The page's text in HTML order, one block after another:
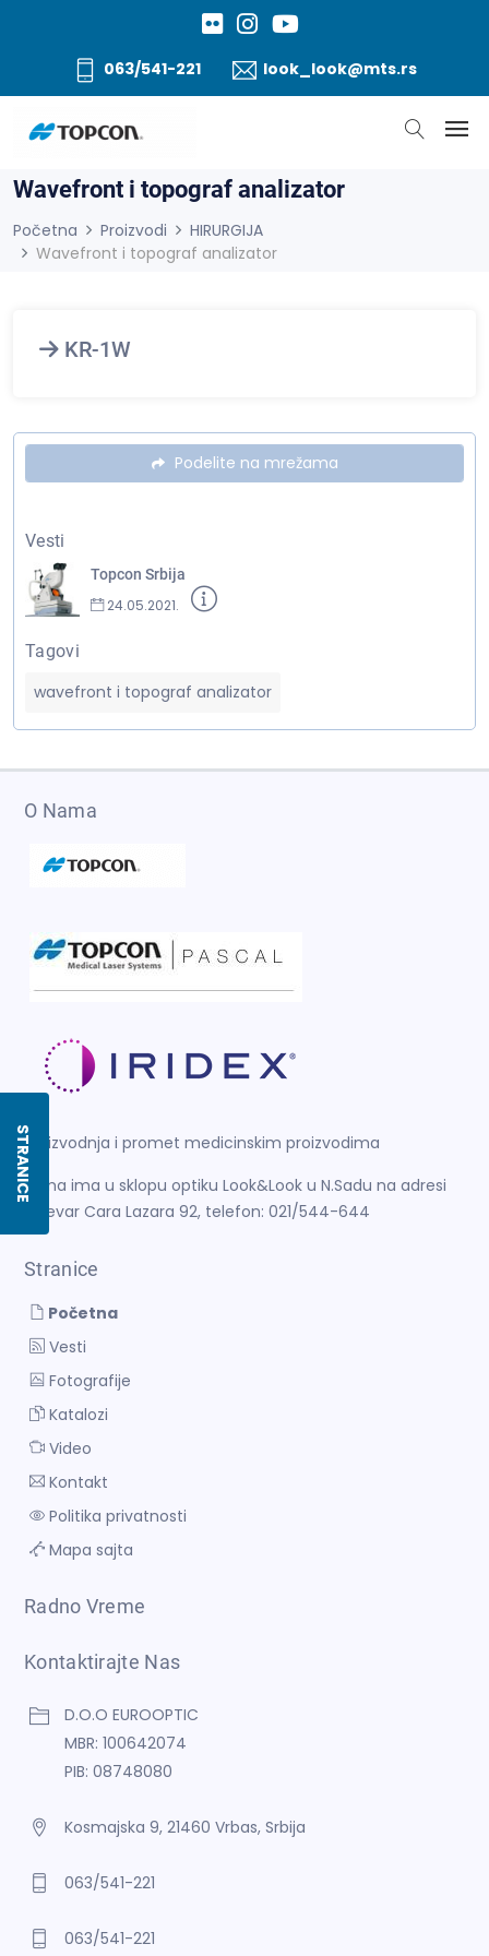
063/541-221 look_look@mts.rs
Wavefront i topograf analizator
Početna Proizvodi
HIRURGIJA
Wavefront i topograf analizator
KR-1W
Podelite na mrežama
STRANICE
Vesti
Topcon Srbija
24.05.2021.
Tagovi
wavefront i topograf analizator
O Nama
Proizvodnja i promet medicinskim proizvodima
Firma ima u sklopu optiku Look&Look u N.Sadu na adresi
Bulevar Cara Lazara 92, telefon: 021/544-644
Stranice
Početna
Vesti
Fotografije
Katalozi
Video
Kontakt
Politika privatnosti
Mapa sajta
Radno Vreme
Kontaktirajte Nas
D.O.O EUROOPTIC
MBR: 100642074
PIB: 08748080
Kosmajska 9, 21460 Vrbas, Srbija
063/541-221
063/541-221